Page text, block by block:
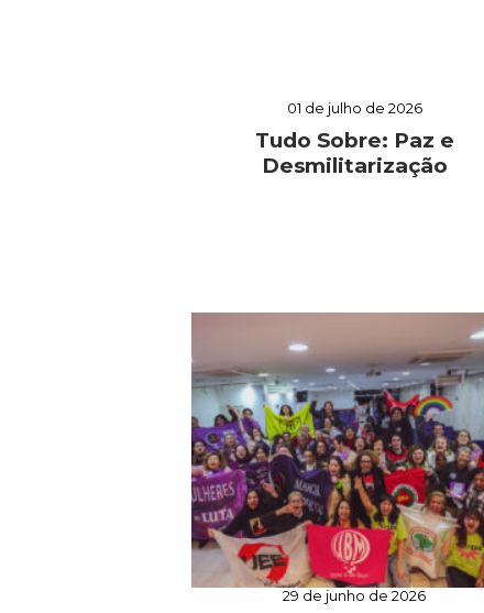
01 de julho de 2026
Tudo Sobre: Paz e
Desmilitarização
29 de junho de 2026